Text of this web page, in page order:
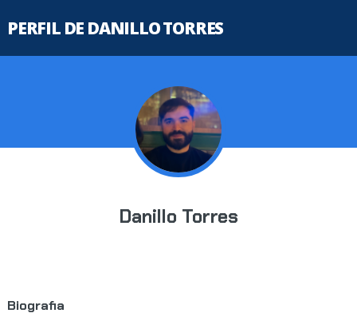
PERFIL DE DANILLO TORRES
Danillo Torres
Biografia